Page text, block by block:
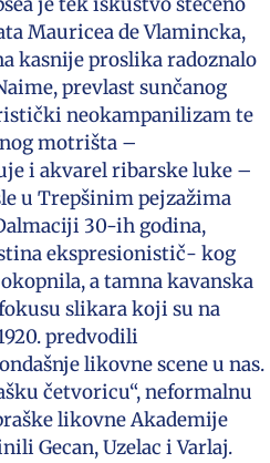
Mauricea de Vlamincka,
kasnije proslika radoznalo
prevlast sunčanog
neokampanilizam te
motrišta –
i akvarel ribarske luke –
u Trepšinim pejzažima
30-ih godina,
ekspresionistič- kog
a tamna kavanska
slikara koji su na
predvodili
likovne scene u nas.
četvoricu“, neformalnu
likovne Akademije
Gecan, Uzelac i Varlaj.